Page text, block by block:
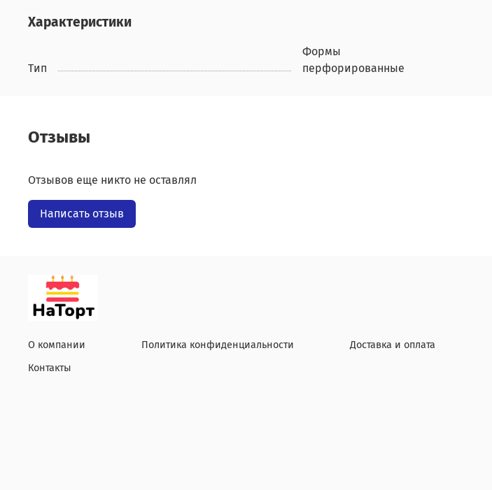
Характеристики
Тип
Формы
перфорированные
Отзывы
Отзывов еще никто не оставлял
Написать отзыв
О компании
Контакты
Политика конфиденциальности Доставка и оплата